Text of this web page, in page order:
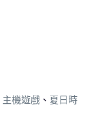
主機遊戲、 夏日時